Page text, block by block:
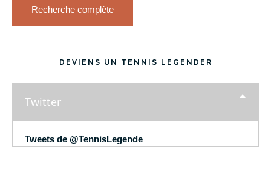
Recherche complète
DEVIENS UN TENNIS LEGENDER
Twitter
Tweets de @TennisLegende